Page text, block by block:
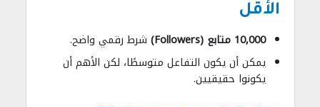
الأقل
10,000 متابع (Followers)
شرط رقمي واضح.
يمكن أن يكون التفاعل متوسطًا، لكن الأهم أن
يكونوا حقيقيين.